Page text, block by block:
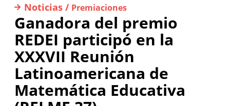
Noticias / Premiaciones
Ganadora del premio
REDEI participó en la
XXXVII Reunión
Latinoamericana de
Matemática Educativa